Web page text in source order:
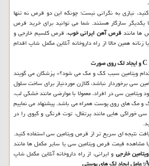
نیازی به نگرانی نیست؛ چونکه این دو قرص نه تنها
با یکدیگر سازگار هستند. شما می توانید برای خرید قرص
قرص آهن ایرانی خوب، قرص کلسیم خارجی و
زنانه همین حالا از راه داروخانه آنلاین مکمل شاپ اقدام
ویتامین سبب کک و مک می شود؟» پزشکان می گویند
سی برخوردار نباشد، کلاژن موردنیاز برای ساخت سلول
ویتامین سی در افراد، معمولا با عوارضی مانند خشکی لب،
مک های روی پوست همراه می باشد. پیشنهاد می نماییم
سی خوراکی هایی مانند پرتقال، توت فرنگی و کیوی را در
نتیجه ای سریع تر از قرص ویتامین سی استفاده کنید.
مشاهده قیمت قرص ویتامین سی یا سایر مکمل ها مانند
خارجی و ایرانی، از راه داروخانه آنلاین مکمل شاپ